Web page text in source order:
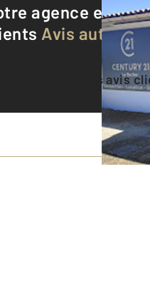
agence est
Avis
Voir tous les avis